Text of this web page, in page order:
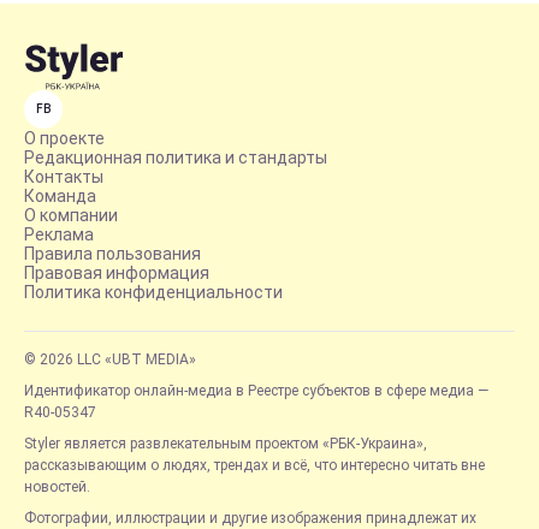
FB
О проекте
Редакционная политика и стандарты
Контакты
Команда
О компании
Реклама
Правила пользования
Правовая информация
Политика конфиденциальности
© 2026 LLC «UBT MEDIA»
Идентификатор онлайн-медиа в Реестре субъектов в сфере медиа —
R40-05347
Styler является развлекательным проектом «РБК-Украина»,
рассказывающим о людях, трендах и всё, что интересно читать вне
новостей.
Фотографии, иллюстрации и другие изображения принадлежат их